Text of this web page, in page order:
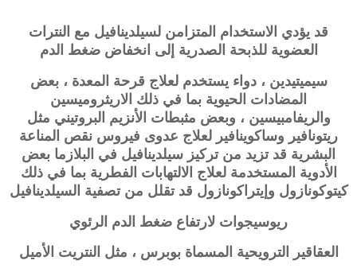
قد يؤدي الاستخدام المتزامن لسيلدينافيل مع النترات
العضوية للذبحة الصدرية إلى انخفاض ضغط الدم
سيميتيدين ، دواء يستخدم لعلاج قرحة المعدة ، بعض
المضادات الحيوية بما في ذلك الاريثروميسين
والريفامبيسين ، وبعض مثبطات الأنزيم البروتيني مثل
ريتونافير وساكوينافير لعلاج عدوى فيروس نقص المناعة
البشرية قد تزيد من تركيز سيلدينافيل في البلازما بعض
الأدوية المستخدمة لعلاج الالتهابات الفطرية بما في ذلك
كيتوكونازول وإيتراكونازول قد تقلل من تصفية السيلدينافيل
ريوسيجوات لارتفاع ضغط الدم الرئوي
العقاقير الترويحية المسماة بوبرس ، مثل النتريت الأميل